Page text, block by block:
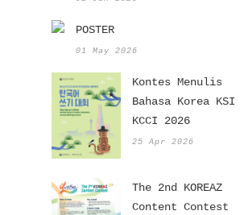
POSTER
01 May 2026
Kontes Menulis
Bahasa Korea KSI
KCCI 2026
25 Apr 2026
The 2nd KOREAZ
Content Contest